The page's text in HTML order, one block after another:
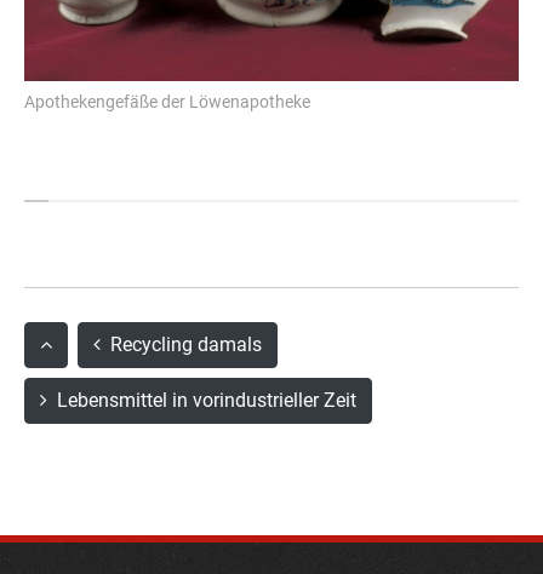
Apothekengefäße der Löwenapotheke
Recycling damals
Lebensmittel in vorindustrieller Zeit